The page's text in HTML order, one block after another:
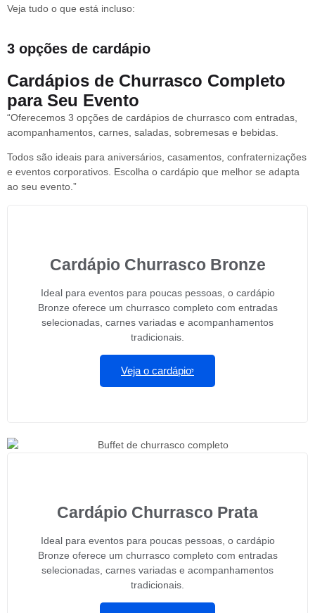
Veja tudo o que está incluso:
3 opções de cardápio
Cardápios de Churrasco Completo
para Seu Evento
“Oferecemos 3 opções de cardápios de churrasco com entradas,
acompanhamentos, carnes, saladas, sobremesas e bebidas.
Todos são ideais para aniversários, casamentos, confraternizações
e eventos corporativos. Escolha o cardápio que melhor se adapta
ao seu evento.”
Cardápio Churrasco Bronze
Ideal para eventos para poucas pessoas, o cardápio
Bronze oferece um churrasco completo com entradas
selecionadas, carnes variadas e acompanhamentos
tradicionais.
Veja o cardápio
Cardápio Churrasco Prata
Ideal para eventos para poucas pessoas, o cardápio
Bronze oferece um churrasco completo com entradas
selecionadas, carnes variadas e acompanhamentos
tradicionais.